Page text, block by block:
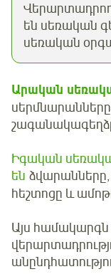
են սեռական
սեռական
Արական
Իգական
են
հեշտոցը և
Այս համակարգն